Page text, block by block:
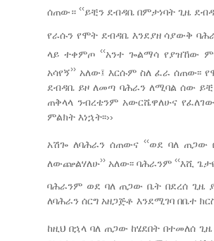
ሰጠው። ‹‹ይቺን ደብዳቤ በምታነባት ጊዜ
የራሱን የሞት ደብዳቤ እንደያዘ ሳያውቅ
ላይ ተቀምጦ ‹‹አንተ ጐልማሳ የያዝኸው
አሳየኝ›› አለው፤ እርሱም ስለ ፈራ ሰጠው፡፡
ደብዳቤ ይዞ ለመጣ ባሕራን ለሚባል ሰው ይቺ
ጠቅላላ ንብረቴንም አውርሼዋለሁና
ምልክት እነኋት፡፡››
አሽጐ ለባሕራን ሰጠውና‹‹ወደ ባለ ጠጋው
ለውጬልሃለሁ›› አለው፡፡ ባሕራንም ‹‹እሺ
ባሕራንም ወደ ባለ ጠጋው ቤት በደረሰ ጊዜ
ለባሕራን ሰርግ አዘጋጅቶ እንደሚገባ በቤተ
ከዚህ በኋላ ባለ ጠጋው ከሄደበት በተመለሰ